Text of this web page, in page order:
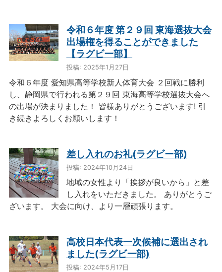
令和６年度 第２９回 東海選抜大会
出場権を得ることができました
【ラグビー部】
投稿: 2025年1月27日
令和６年度 愛知県高等学校新人体育大会 ２回戦に勝利
し、静岡県で行われる第２９回 東海高等学校選抜大会へ
の出場が決まりました！ 皆様ありがとうございます! 引
き続きよろしくお願いします！
差し入れのお礼(ラグビー部)
投稿: 2024年10月24日
地域の女性より「挨拶が良いから」と差
し入れをいただきました。 ありがとうご
ざいます。 大会に向け、より一層頑張ります。
高校日本代表一次候補に選出され
ました(ラグビー部)
投稿: 2024年5月17日